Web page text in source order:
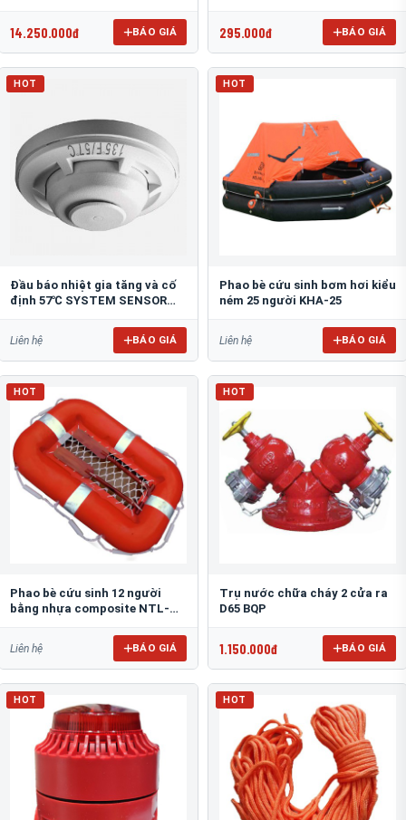
14.250.000đ BÁO GIÁ 295.000đ BÁO GIÁ
HOT
Đầu báo nhiệt gia tăng và cố
định 57℃ SYSTEM SENSOR
Liên hệ BÁO GIÁ
HOT
Phao bè cứu sinh bơm hơi kiểu
ném 25 người KHA-25
Liên hệ BÁO GIÁ
HOT
Phao bè cứu sinh 12 người
bằng nhựa composite NTL-
Liên hệ BÁO GIÁ
HOT
Trụ nước chữa cháy 2 cửa ra
D65 BQP
1.150.000đ BÁO GIÁ
HOT HOT